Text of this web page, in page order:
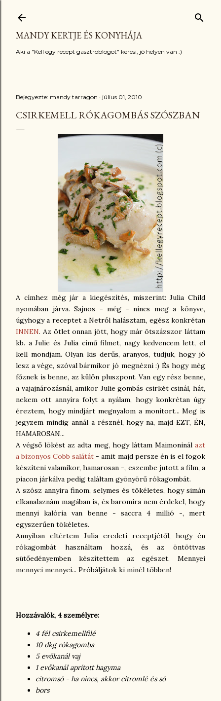
MANDY KERTJE ÉS KONYHÁJA
Aki a "Kell egy recept gasztroblogot" keresi, jó helyen van :)
Bejegyezte: mandy tarragon július 01, 2010
CSIRKEMELL RÓKAGOMBÁS SZÓSZBAN
A címhez még jár a kiegészítés, miszerint: Julia Child
nyomában járva. Sajnos - még - nincs meg a könyve,
úgyhogy a receptet a Netről halásztam, egész konkrétan
INNEN. Az ötlet onnan jött, hogy már ötszázszor láttam
kb. a Julie és Julia című filmet, nagy kedvencem lett, el
kell mondjam. Olyan kis derűs, aranyos, tudjuk, hogy jó
lesz a vége, szóval bármikor jó megnézni :) És hogy még
főznek is benne, az külön pluszpont. Van egy rész benne,
a vajajnározásnál, amikor Julie gombás csirkét csinál, hát,
nekem ott annyira folyt a nyálam, hogy konkrétan úgy
éreztem, hogy mindjárt megnyalom a monitort... Meg is
jegyzem mindig annál a résznél, hogy na, majd EZT, ÉN,
HAMAROSAN...
A végső lökést az adta meg, hogy láttam Maimoninál azt
a bizonyos Cobb salátát - amit majd persze én is el fogok
készíteni valamikor, hamarosan -, eszembe jutott a film, a
piacon járkálva pedig találtam gyönyörű rókagombát.
A szósz annyira finom, selymes és tökéletes, hogy simán
elkanalaznám magában is, és baromira nem érdekel, hogy
mennyi kalória van benne - saccra 4 millió -, mert
egyszerűen tökéletes.
Annyiban eltértem Julia eredeti receptjétől, hogy én
rókagombát használtam hozzá, és az öntöttvas
sütőedényemben készítettem az egészet. Mennyei
mennyei mennyei... Próbáljátok ki minél többen!
Hozzávalók, 4 személyre:
4 fél csirkemellfilé
10 dkg rókagomba
5 evőkanál vaj
1 evőkanál aprított hagyma
citromsó - ha nincs, akkor citromlé és só
bors